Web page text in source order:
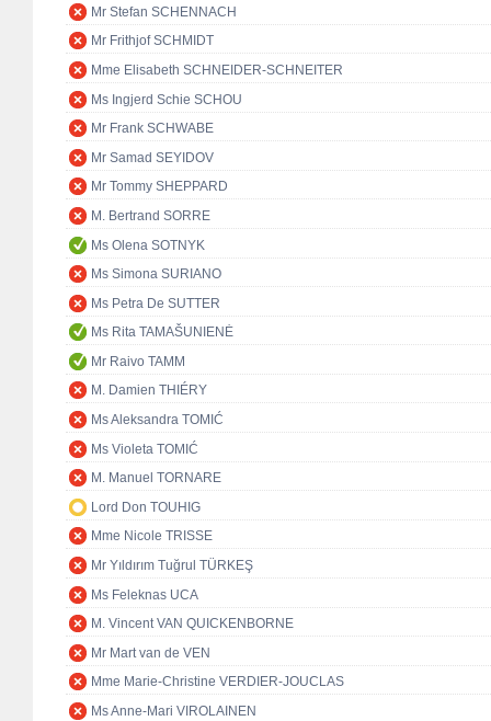
Mr Stefan SCHENNACH
Mr Frithjof SCHMIDT
Mme Elisabeth SCHNEIDER-SCHNEITER
Ms Ingjerd Schie SCHOU
Mr Frank SCHWABE
Mr Samad SEYIDOV
Mr Tommy SHEPPARD
M. Bertrand SORRE
Ms Olena SOTNYK
Ms Simona SURIANO
Ms Petra De SUTTER
Ms Rita TAMAŠUNIENĖ
Mr Raivo TAMM
M. Damien THIÉRY
Ms Aleksandra TOMIĆ
Ms Violeta TOMIĆ
M. Manuel TORNARE
Lord Don TOUHIG
Mme Nicole TRISSE
Mr Yıldırım Tuğrul TÜRKEŞ
Ms Feleknas UCA
M. Vincent VAN QUICKENBORNE
Mr Mart van de VEN
Mme Marie-Christine VERDIER-JOUCLAS
Ms Anne-Mari VIROLAINEN